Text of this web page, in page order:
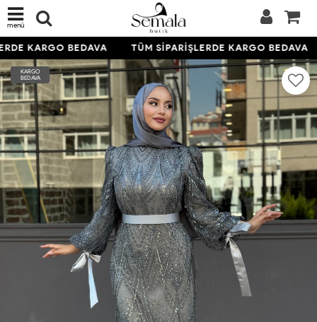
menü
KARGO BEDAVA TÜM SİPARİŞLERDE KARGO BEDAVA
KARGO
BEDAVA